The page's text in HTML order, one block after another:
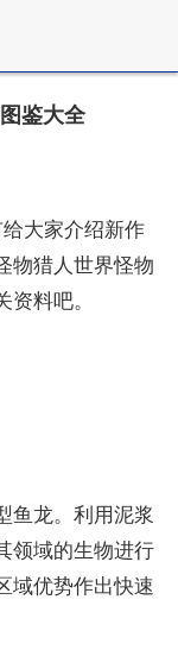
鉴大全
大家介绍新作
物猎人世界怪物
料吧。
鱼龙。利用泥浆
领域的生物进行
域优势作出快速